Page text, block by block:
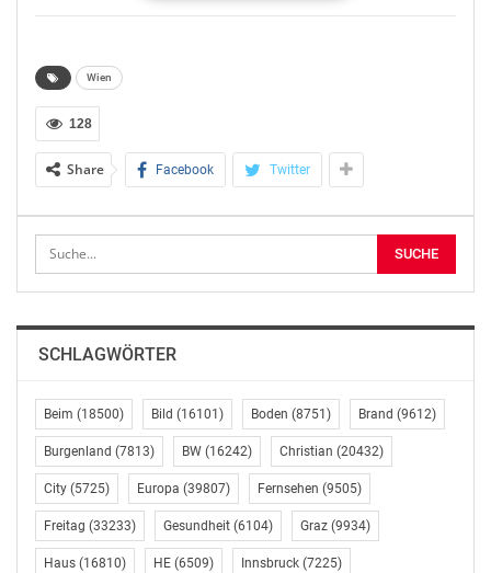
durchgeführte Umfrage, die Maßnahmen für „wenig
neun Österreicherinnen und Österreich eine gewisse
empfinden die Einschränkungen als „gar nicht“
belastend.
(n=506 ; Schwankungsbreite: +/- 4 Prozentpunkte)
„profil“-Redaktion, E-Mail: Redaktion-Profil-
Online@profil.at
OTS-ORIGINALTEXT PRESSEAUSSENDUNG UNTER
AUSSCHLIESSLICHER INHALTLICHER VERANTWORTUNG
DES AUSSENDERS. www.ots.at
der jeweilige Aussender
Gefällt mir:
Wien
128
Share Facebook Twitter
SCHLAGWÖRTER
Beim (18500) Bild (16101) Boden (8751) Brand (9612)
Burgenland (7813) BW (16242) Christian (20432)
City (5725) Europa (39807) Fernsehen (9505)
Freitag (33233) Gesundheit (6104) Graz (9934)
Haus (16810) HE (6509) Innsbruck (7225)